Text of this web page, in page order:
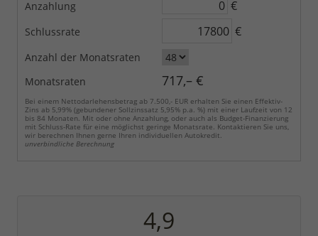
Anzahlung €
Schlussrate €
Anzahl der Monatsraten
Monatsraten
717,– €
Bei einem Nettodarlehensbetrag ab 7.500,- EUR erhalten Sie einen Effektiv-
Zins ab 5,99% (gebundener Sollzinssatz 5,95% p.a. %) mit einer Laufzeit von 12
bis 84 Monaten. Mit oder ohne Anzahlung, oder auch als Budget-Finanzierung
mit Schluss-Rate für eine möglichst geringe Monatsrate. Kontaktieren Sie uns,
wir berechnen Ihnen gerne Ihren individuellen Autokredit.
unverbindliche Berechnung
4,9